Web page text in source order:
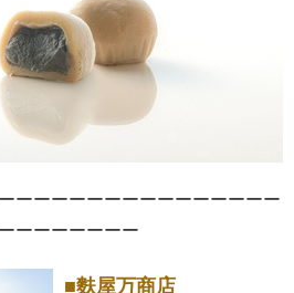
ーーーーーーーーーーーーーーー
ーーーーーーー
■麩屋万商店